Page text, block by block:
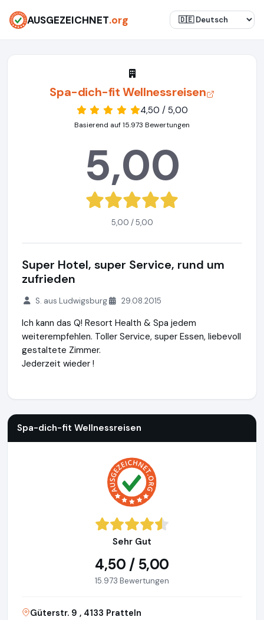
AUSGEZEICHNET.org
Spa-dich-fit Wellnessreisen
4,50 / 5,00
Basierend auf 15.973 Bewertungen
5,00
5,00 / 5,00
Super Hotel, super Service, rund um
zufrieden
S. aus Ludwigsburg 29.08.2015
Ich kann das Q! Resort Health & Spa jedem
weiterempfehlen. Toller Service, super Essen, liebevoll
gestaltete Zimmer.
Jederzeit wieder !
Spa-dich-fit Wellnessreisen
Sehr Gut
4,50 / 5,00
15.973 Bewertungen
Güterstr. 9 , 4133 Pratteln